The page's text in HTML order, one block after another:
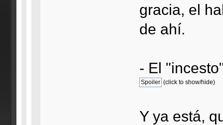
gracia, el
de ahí.
- El
(click to show/hide)
Y ya está,